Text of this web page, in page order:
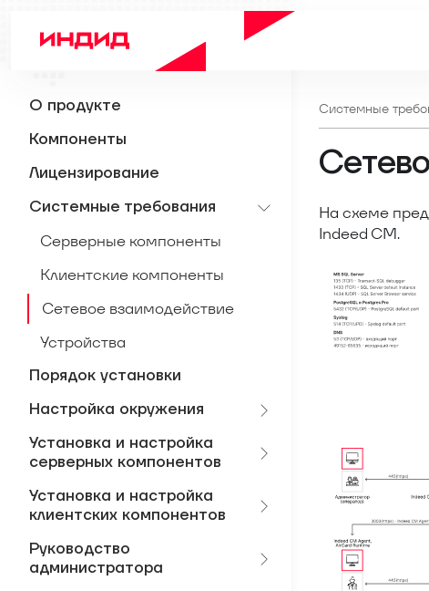
О продукте
Компоненты
Лицензирование
Системные требования
Серверные компоненты
Клиентские компоненты
Сетевое взаимодействие
Устройства
Порядок установки
Настройка окружения
Установка и настройка
серверных компонентов
Установка и настройка
клиентских компонентов
Руководство
администратора
Системные
На схеме
Indeed CM.